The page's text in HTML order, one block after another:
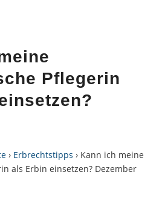
Pflegerin
› Erbrechtstipps › Kann ich meine
als Erbin einsetzen? Dezember